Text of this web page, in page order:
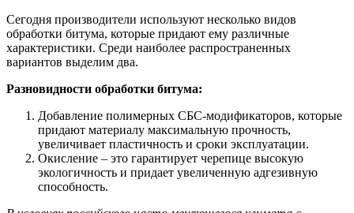
Сегодня производители используют несколько видов
обработки битума, которые придают ему различные
характеристики. Среди наиболее распространенных
вариантов выделим два.
Разновидности обработки битума:
Добавление полимерных СБС-модификаторов, которые
придают материалу максимальную прочность,
увеличивает пластичность и сроки эксплуатации.
Окисление – это гарантирует черепице высокую
экологичность и придает увеличенную адгезивную
способность.